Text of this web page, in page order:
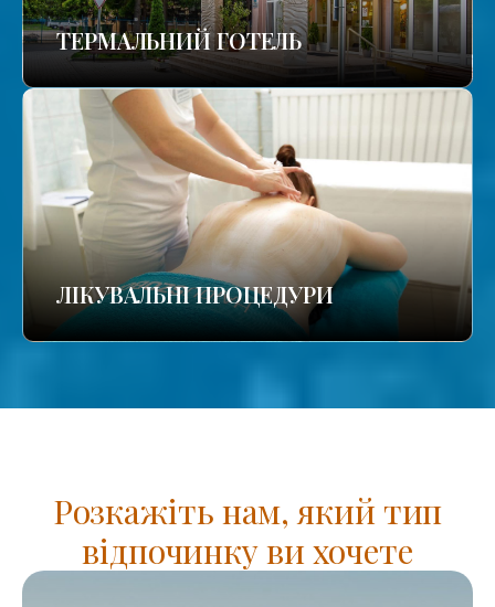
ТЕРМАЛЬНИЙ ГОТЕЛЬ
ЛІКУВАЛЬНІ ПРОЦЕДУРИ
Розкажіть нам, який тип
відпочинку ви хочете